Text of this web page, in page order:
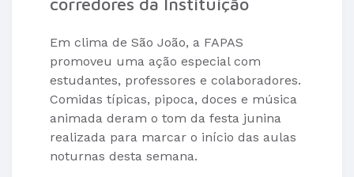
Em clima de São João, a FAPAS
promoveu uma ação especial com
estudantes, professores e colaboradores.
Comidas típicas, pipoca, doces e música
animada deram o tom da festa junina
realizada para marcar o início das aulas
noturnas desta semana.